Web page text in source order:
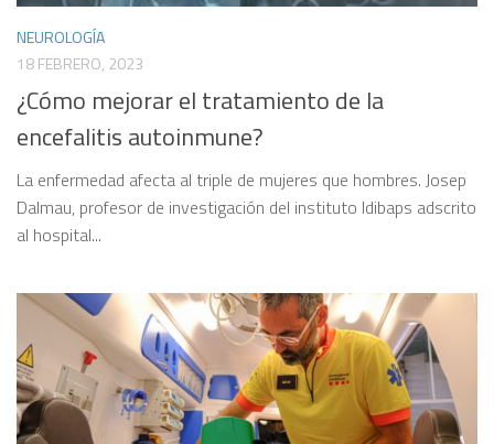
NEUROLOGÍA
18 FEBRERO, 2023
¿Cómo mejorar el tratamiento de la
encefalitis autoinmune?
La enfermedad afecta al triple de mujeres que hombres. Josep
Dalmau, profesor de investigación del instituto Idibaps adscrito
al hospital...